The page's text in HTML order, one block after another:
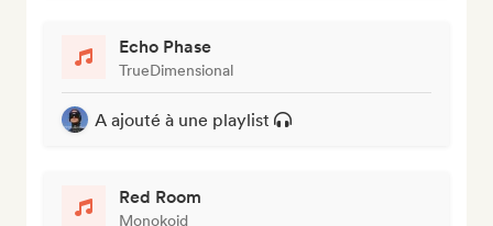
Echo Phase
TrueDimensional
A ajouté à une playlist
Red Room
Monokoid